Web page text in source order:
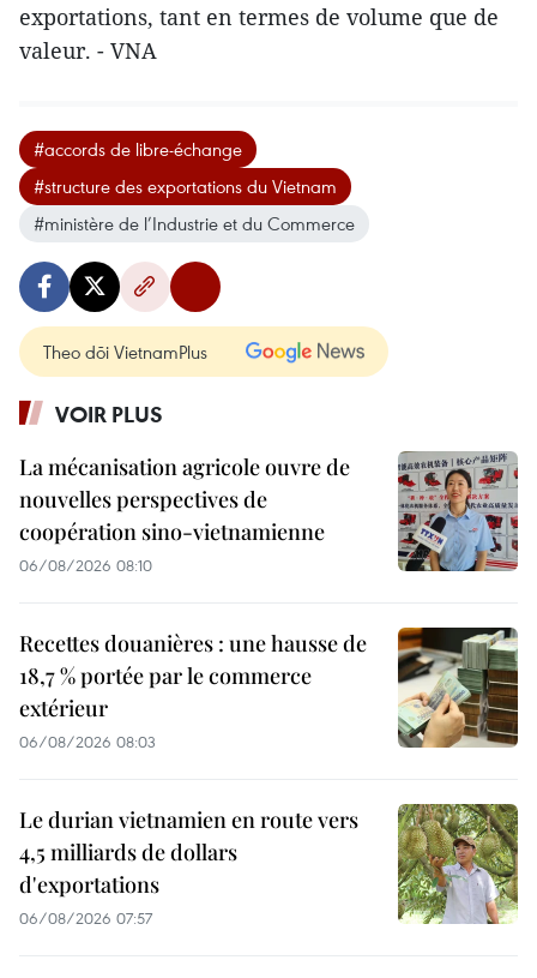
exportations, tant en termes de volume que de
valeur. - VNA
#accords de libre-échange
#structure des exportations du Vietnam
#ministère de l’Industrie et du Commerce
Theo dõi VietnamPlus
VOIR PLUS
La mécanisation agricole ouvre de
nouvelles perspectives de
coopération sino-vietnamienne
06/08/2026 08:10
Recettes douanières : une hausse de
18,7 % portée par le commerce
extérieur
06/08/2026 08:03
Le durian vietnamien en route vers
4,5 milliards de dollars
d'exportations
06/08/2026 07:57